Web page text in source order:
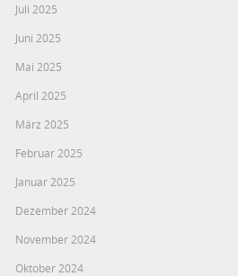
Juli 2025
Juni 2025
Mai 2025
April 2025
März 2025
Februar 2025
Januar 2025
Dezember 2024
November 2024
Oktober 2024